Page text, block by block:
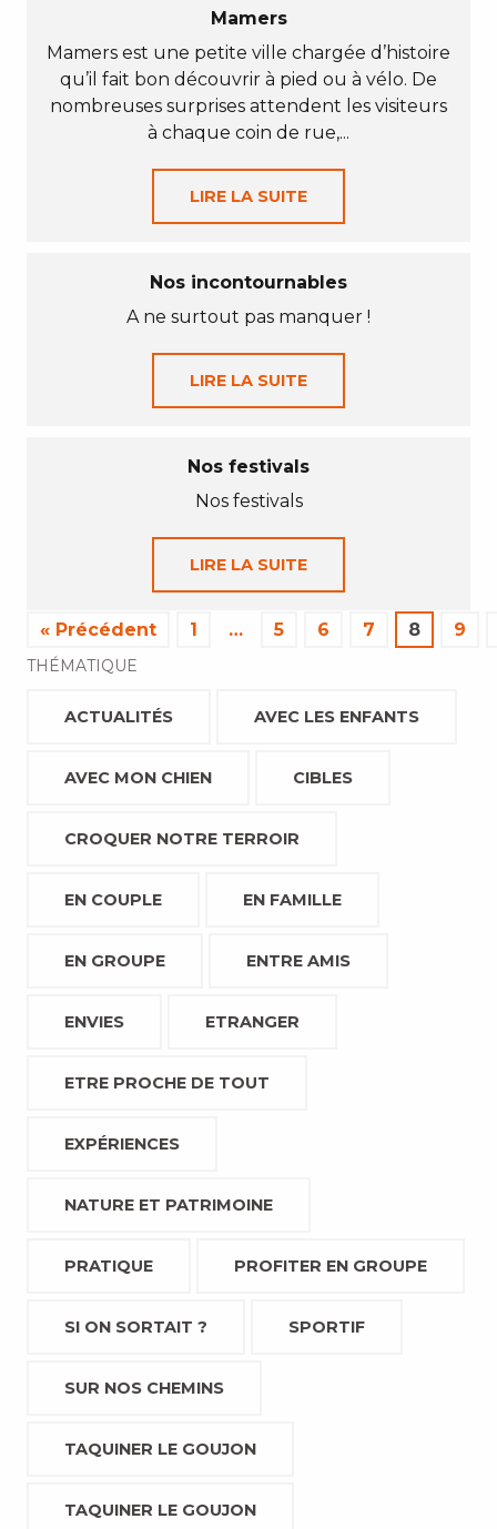
Mamers
Mamers est une petite ville chargée d’histoire
qu’il fait bon découvrir à pied ou à vélo. De
nombreuses surprises attendent les visiteurs
à chaque coin de rue,...
LIRE LA SUITE
Nos incontournables
A ne surtout pas manquer !
LIRE LA SUITE
Nos festivals
Nos festivals
LIRE LA SUITE
« Précédent 1 … 5 6 7 8 9
THÉMATIQUE
ACTUALITÉS AVEC LES ENFANTS
AVEC MON CHIEN CIBLES
CROQUER NOTRE TERROIR
EN COUPLE EN FAMILLE
EN GROUPE ENTRE AMIS
ENVIES ETRANGER
ETRE PROCHE DE TOUT
EXPÉRIENCES
NATURE ET PATRIMOINE
PRATIQUE PROFITER EN GROUPE
SI ON SORTAIT ? SPORTIF
SUR NOS CHEMINS
TAQUINER LE GOUJON
TAQUINER LE GOUJON